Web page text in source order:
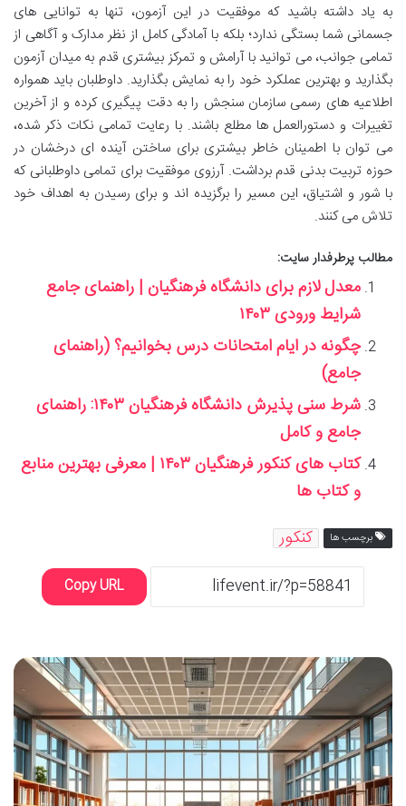
به یاد داشته باشید که موفقیت در این آزمون، تنها به توانایی های
جسمانی شما بستگی ندارد؛ بلکه با آمادگی کامل از نظر مدارک و آگاهی از
تمامی جوانب، می توانید با آرامش و تمرکز بیشتری قدم به میدان آزمون
بگذارید و بهترین عملکرد خود را به نمایش بگذارید. داوطلبان باید همواره
اطلاعیه های رسمی سازمان سنجش را به دقت پیگیری کرده و از آخرین
تغییرات و دستورالعمل ها مطلع باشند. با رعایت تمامی نکات ذکر شده،
می توان با اطمینان خاطر بیشتری برای ساختن آینده ای درخشان در
حوزه تربیت بدنی قدم برداشت. آرزوی موفقیت برای تمامی داوطلبانی که
با شور و اشتیاق، این مسیر را برگزیده اند و برای رسیدن به اهداف خود
تلاش می کنند.
مطالب پرطرفدار سایت:
معدل لازم برای دانشگاه فرهنگیان | راهنمای جامع
شرایط ورودی ۱۴۰۳
چگونه در ایام امتحانات درس بخوانیم؟ (راهنمای
جامع)
شرط سنی پذیرش دانشگاه فرهنگیان ۱۴۰۳: راهنمای
جامع و کامل
کتاب های کنکور فرهنگیان ۱۴۰۳ | معرفی بهترین منابع
و کتاب ها
برچسب ها کنکور
Copy URL